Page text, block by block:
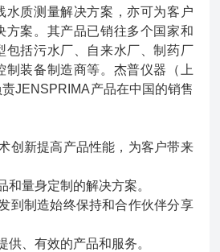
水质测量解决方案，亦可为客户
方案。其产品已销往多个国家和
包括污水厂、自来水厂、制药厂
制装备制造商等。杰普仪器（上
JENSPRIMA产品在中国的销售
创新提高产品性能，为客户带来
量身定制的解决方案。
到制造始终保持和合作伙伴分享
、有效的产品和服务。